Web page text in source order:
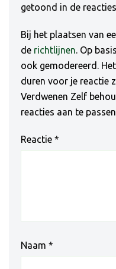
getoond in de
Bij het plaatsen van
de richtlijnen. Op
ook gemodereerd.
duren voor je reactie
Verdwenen Zelf
reacties aan te
Reactie *
Naam *